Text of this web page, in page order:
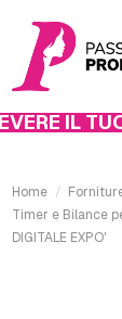
IL
Home
Timer e Bilance
DIGITALE EXPO'